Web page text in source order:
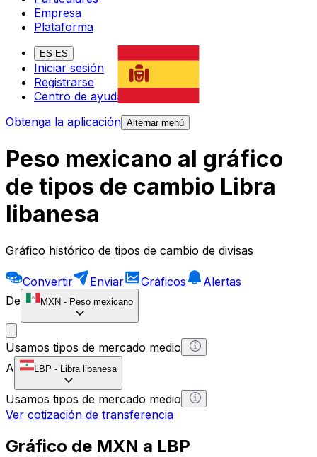
Empresa
Plataforma
ES-ES
Iniciar sesión
Registrarse
Centro de ayuda
Obtenga la aplicación Alternar menú
Peso mexicano al gráfico
de tipos de cambio Libra
libanesa
Gráfico histórico de tipos de cambio de divisas
Convertir Enviar Gráficos
Alertas
De
MXN - Peso mexicano
Usamos tipos de mercado medio
A
LBP - Libra libanesa
Usamos tipos de mercado medio
Ver cotización de transferencia
Gráfico de MXN a LBP